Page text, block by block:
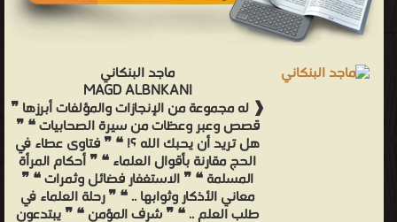
ماجد البنكاني
MAGD ALBNKANI
❰ له مجموعة من الإنجازات والمؤلفات أبرزها ❞
قصص وعبر وعظات من سيرة الصحابيات ❝ ❞
هل تريد أن يحبك الله ؟! ❝ ❞ فتاوى عطاء في
الحج مقارنة بأقوال العلماء ❝ ❞ أحكام المرأة
المسلمة ❝ ❞ الاستغفار فضائل وثمرات ❝ ❞
معاني الأذكار وثوابها .. ❝ ❞ رحلة العلماء في
طلب العلم .. ❝ ❞ شرف المؤمن ❝ ❞ يبتدعون